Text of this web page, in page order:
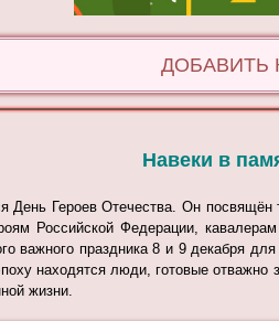
ДОБАВИТЬ
Навеки в
День Героев Отечества. Он
Российской Федерации,
важного праздника 8 и 9 декабря
находятся люди, готовые
жизни.